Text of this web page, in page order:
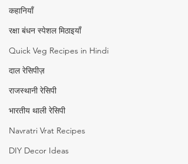
कहानियाँ
रक्षा बंधन स्पेशल मिठाइयाँ
Quick Veg Recipes in Hindi
दाल रेसिपीज़
राजस्थानी रेसिपी
भारतीय थाली रेसिपी
Navratri Vrat Recipes
DIY Decor Ideas